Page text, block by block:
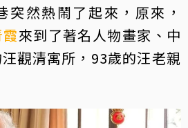
突然熱鬧了起來，原來，
來到了著名人物畫家、中
觀清寓所，93歲的汪老親